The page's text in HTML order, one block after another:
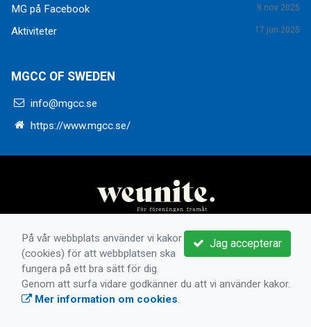
MG på Facebook 9 nov 2025
Aktiviteter 17 jun 2025
MGCC OF SWEDEN
info@mgcc.se
https://www.mgcc.se/
Jag accepterar
På vår webbplats använder vi kakor
(cookies) för att webbplatsen ska
fungera på ett bra sätt för dig.
Genom att surfa vidare godkänner du att vi använder kakor.
Mer information om cookies.